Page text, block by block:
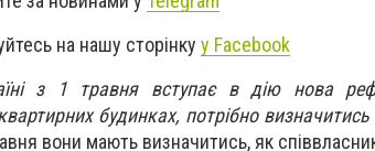
на нашу сторінку у Facebook
з 1 травня вступає в дію нова
будинках, потрібно
вони мають визначитись, як